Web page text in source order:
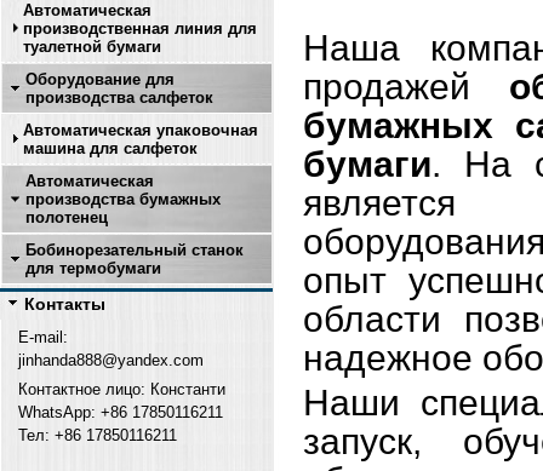
Наша
продажей
бумажных
бумаги. На
опыт
области
надежное
Наши
запуск,
Автоматическая
производственная линия для
туалетной бумаги
Оборудование для
производства салфеток
Автоматическая упаковочная
машина для салфеток
Автоматическая
производства бумажных
полотенец
Бобинорезательный станок
для термобумаги
Контакты
E-mail:
jinhanda888@yandex.com
Контактное лицо: Константи
WhatsApp: +86 17850116211
Тел: +86 17850116211